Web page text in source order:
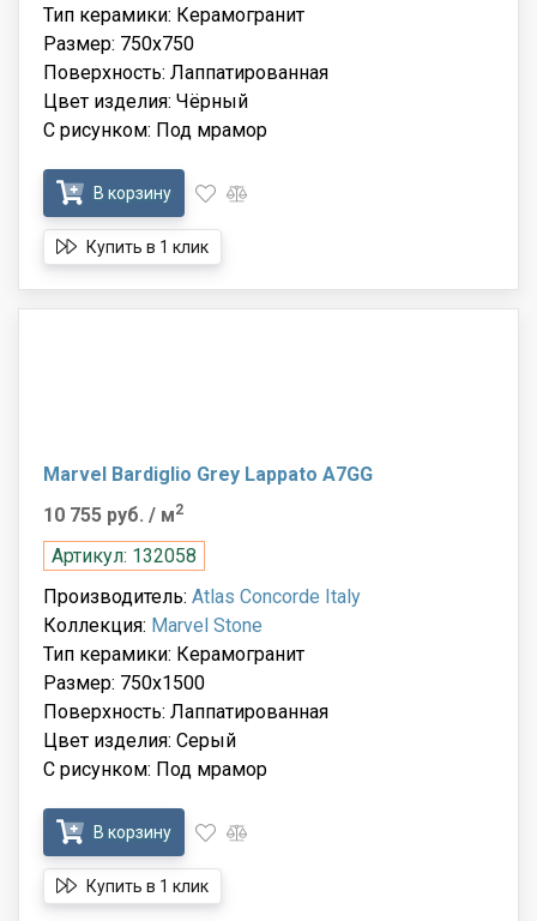
Тип керамики: Керамогранит
Размер: 750x750
Поверхность: Лаппатированная
Цвет изделия: Чёрный
С рисунком: Под мрамор
В корзину
Купить в 1 клик
Marvel Bardiglio Grey Lappato A7GG
10 755 руб. / м2
Артикул: 132058
Производитель: Atlas Concorde Italy
Коллекция: Marvel Stone
Тип керамики: Керамогранит
Размер: 750x1500
Поверхность: Лаппатированная
Цвет изделия: Серый
С рисунком: Под мрамор
В корзину
Купить в 1 клик